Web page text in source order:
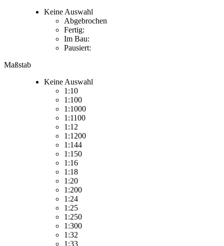
Keine Auswahl
Abgebrochen
Fertig:
Im Bau:
Pausiert:
Maßstab
Keine Auswahl
1:10
1:100
1:1000
1:1100
1:12
1:1200
1:144
1:150
1:16
1:18
1:20
1:200
1:24
1:25
1:250
1:300
1:32
1:33